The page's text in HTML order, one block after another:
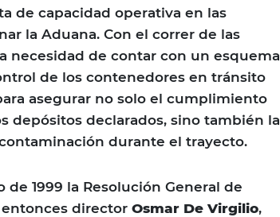
de capacidad operativa en las
la Aduana. Con el correr de las
necesidad de contar con un esquema
de los contenedores en tránsito
asegurar no solo el cumplimiento
depósitos declarados, sino también la
durante el trayecto.
1999 la Resolución General de
director Osmar De Virgilio,